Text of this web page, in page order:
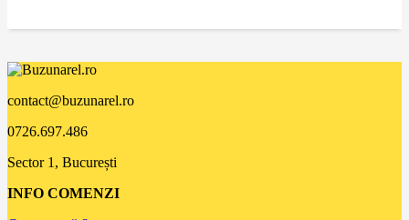
contact@buzunarel.ro
0726.697.486
Sector 1, București
INFO COMENZI